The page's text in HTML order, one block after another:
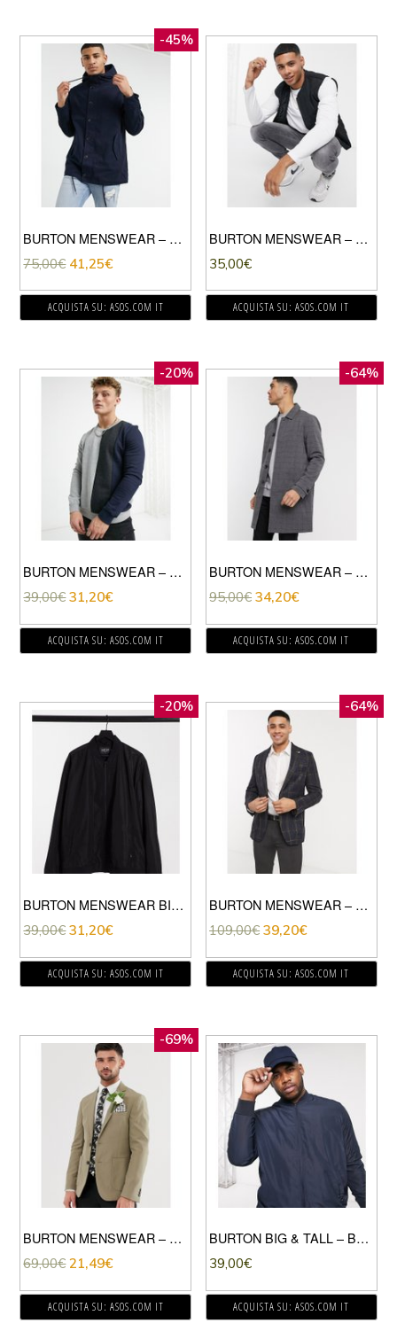
-45%
BURTON MENSWEAR – PARKA LUNGHEZZA MEDIA CON BOTTONI BLU NAVY
75,00€ 41,25€
ACQUISTA SU: ASOS.COM IT
BURTON MENSWEAR – SMANICATO TRAPUNTATO NERO
35,00€
ACQUISTA SU: ASOS.COM IT
-20%
BURTON MENSWEAR – FELPA COLORBLOCK GRIGIO MÉLANGE
39,00€ 31,20€
ACQUISTA SU: ASOS.COM IT
-64%
BURTON MENSWEAR – CAPPOTTO CORTO GRIGIO A QUADRI
95,00€ 34,20€
ACQUISTA SU: ASOS.COM IT
-20%
BURTON MENSWEAR BIG & TALL – GIACCA BOMBER GRIGIA-NERO
39,00€ 31,20€
ACQUISTA SU: ASOS.COM IT
-64%
BURTON MENSWEAR – GIACCA SLIM BLU NAVY A QUADRI
109,00€ 39,20€
ACQUISTA SU: ASOS.COM IT
-69%
BURTON MENSWEAR – GIACCA LEGGERO GRIGIO PIETRA
69,00€ 21,49€
ACQUISTA SU: ASOS.COM IT
BURTON BIG & TALL – BOMBER BLU NAVY
39,00€
ACQUISTA SU: ASOS.COM IT